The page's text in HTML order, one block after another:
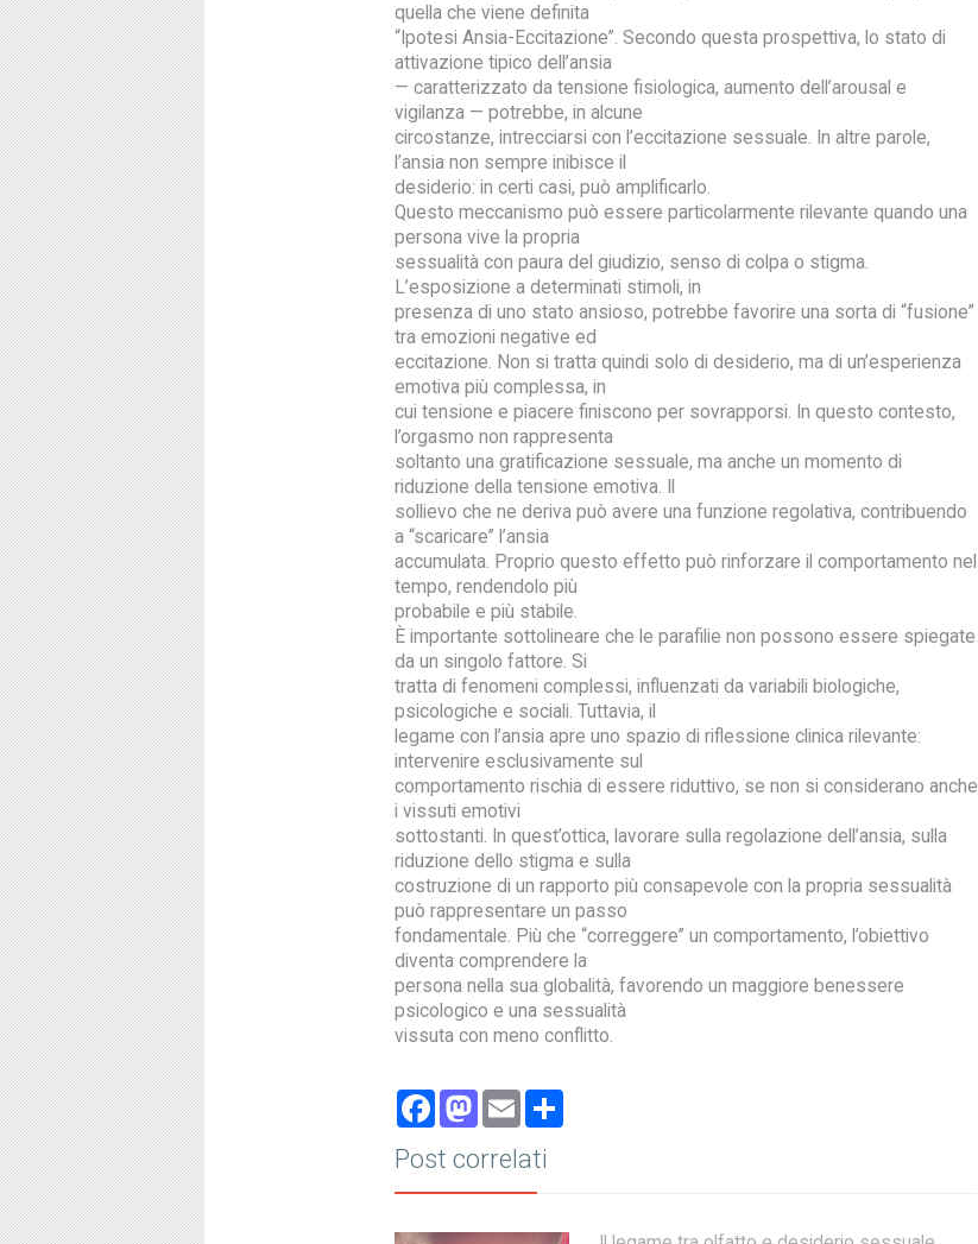
quella che viene definita
“Ipotesi Ansia-Eccitazione”. Secondo questa prospettiva, lo stato di
attivazione tipico dell’ansia
— caratterizzato da tensione fisiologica, aumento dell’arousal e
vigilanza — potrebbe, in alcune
circostanze, intrecciarsi con l’eccitazione sessuale. In altre parole,
l’ansia non sempre inibisce il
desiderio: in certi casi, può amplificarlo.
Questo meccanismo può essere particolarmente rilevante quando una
persona vive la propria
sessualità con paura del giudizio, senso di colpa o stigma.
L’esposizione a determinati stimoli, in
presenza di uno stato ansioso, potrebbe favorire una sorta di “fusione”
tra emozioni negative ed
eccitazione. Non si tratta quindi solo di desiderio, ma di un’esperienza
emotiva più complessa, in
cui tensione e piacere finiscono per sovrapporsi. In questo contesto,
l’orgasmo non rappresenta
soltanto una gratificazione sessuale, ma anche un momento di
riduzione della tensione emotiva. Il
sollievo che ne deriva può avere una funzione regolativa, contribuendo
a “scaricare” l’ansia
accumulata. Proprio questo effetto può rinforzare il comportamento nel
tempo, rendendolo più
probabile e più stabile.
È importante sottolineare che le parafilie non possono essere spiegate
da un singolo fattore. Si
tratta di fenomeni complessi, influenzati da variabili biologiche,
psicologiche e sociali. Tuttavia, il
legame con l’ansia apre uno spazio di riflessione clinica rilevante:
intervenire esclusivamente sul
comportamento rischia di essere riduttivo, se non si considerano anche
i vissuti emotivi
sottostanti. In quest’ottica, lavorare sulla regolazione dell’ansia, sulla
riduzione dello stigma e sulla
costruzione di un rapporto più consapevole con la propria sessualità
può rappresentare un passo
fondamentale. Più che “correggere” un comportamento, l’obiettivo
diventa comprendere la
persona nella sua globalità, favorendo un maggiore benessere
psicologico e una sessualità
vissuta con meno conflitto.
Facebook
Mastodon
Email
Post correlati